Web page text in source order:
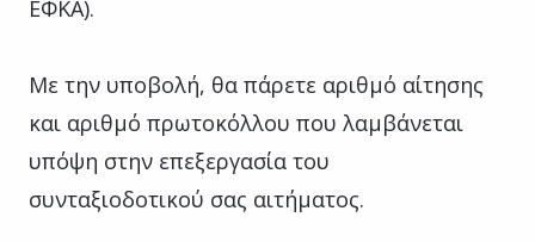
ΕΦΚΑ).
Με την υποβολή, θα πάρετε αριθμό αίτησης
και αριθμό πρωτοκόλλου που λαμβάνεται
υπόψη στην επεξεργασία του
συνταξιοδοτικού σας αιτήματος.